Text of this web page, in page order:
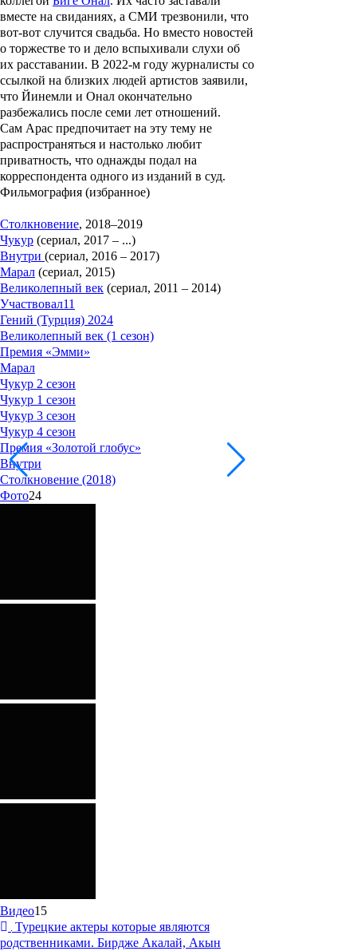
вместе на свиданиях, а СМИ трезвонили, что
вот-вот случится свадьба. Но вместо новостей
о торжестве то и дело вспыхивали слухи об
их расставании. В 2022-м году журналисты со
ссылкой на близких людей артистов заявили,
что Йинемли и Онал окончательно
разбежались после семи лет отношений.
Сам Арас предпочитает на эту тему не
распространяться и настолько любит
приватность, что однажды подал на
корреспондента одного из изданий в суд.
Фильмография (избранное)
Столкновение, 2018–2019
Чукур (сериал, 2017 – ...)
Внутри (сериал, 2016 – 2017)
Марал (сериал, 2015)
Великолепный век (сериал, 2011 – 2014)
Участвовал11
Гений (Турция) 2024
Великолепный век (1 сезон)
Премия «Эмми»
Марал
Чукур 2 сезон
Чукур 1 сезон
Чукур 3 сезон
Чукур 4 сезон
Премия «Золотой глобус»
Внутри
Столкновение (2018)
Фото24
Видео15
Турецкие актеры которые являются
родственниками. Бирдже Акалай, Акын